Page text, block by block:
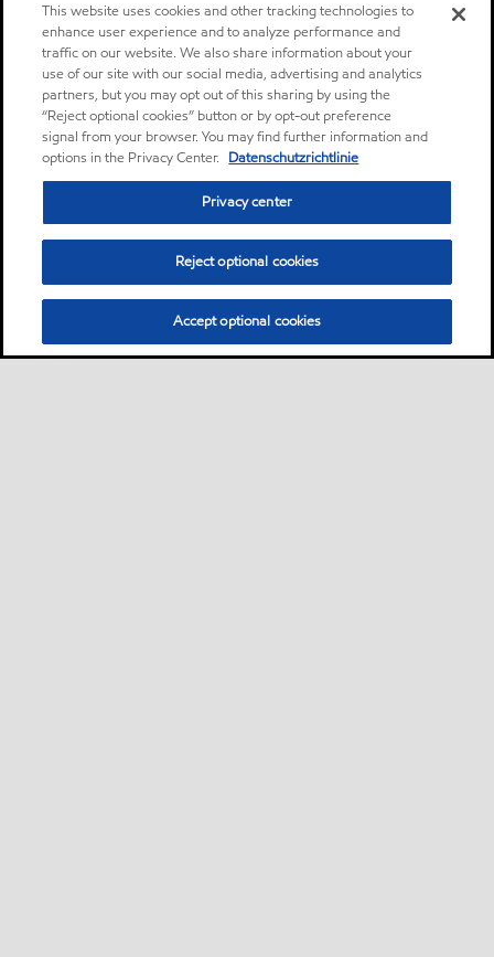
This website uses cookies and other tracking technologies to
enhance user experience and to analyze performance and
traffic on our website. We also share information about your
use of our site with our social media, advertising and analytics
partners, but you may opt out of this sharing by using the
“Reject optional cookies” button or by opt-out preference
signal from your browser. You may find further information and
options in the Privacy Center. Datenschutzrichtlinie
Privacy center
Reject optional cookies
Accept optional cookies